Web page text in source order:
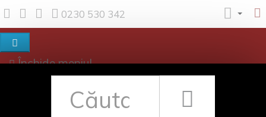
0230 530 342
Închide meniul